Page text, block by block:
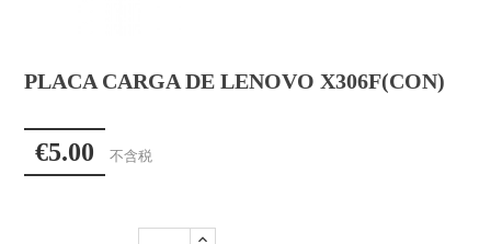
PLACA CARGA DE LENOVO X306F(CON)
€5.00 不含税